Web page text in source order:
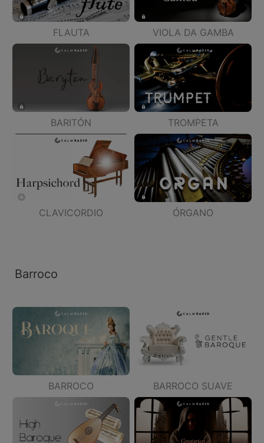
FLAUTA VIOLA DA GAMBA
BARITÓN TROMPETA
CLAVICORDIO ÓRGANO
Barroco
BARROCO BARROCO SUAVE